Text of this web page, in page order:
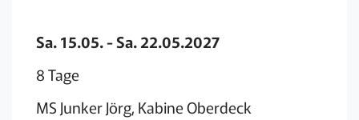
Sa. 15.05. - Sa. 22.05.2027
8 Tage
MS Junker Jörg, Kabine Oberdeck